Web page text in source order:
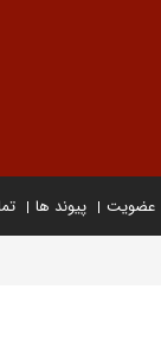
عضویت پیوند ها